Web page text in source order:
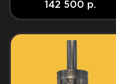
142 500 р.